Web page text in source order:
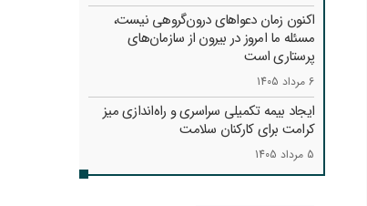
اکنون زمان دعواهای درون‌گروهی نیست،
مسئله ما امروز در بیرون از سازمان‌های
پرستاری است
6 مرداد 1405
ایجاد بیمه تکمیلی سراسری و راه‌اندازی میز
کرامت برای کارکنان سلامت
5 مرداد 1405